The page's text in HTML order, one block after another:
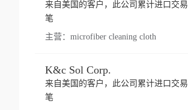
来自美国的客户，此公司累计进口交易
笔
主营： microfiber cleaning cloth
K&c Sol Corp.
来自美国的客户，此公司累计进口交易
笔